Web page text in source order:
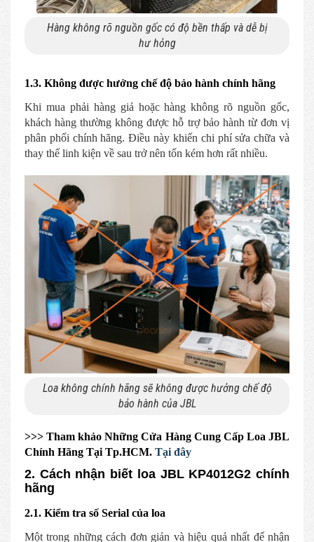
Hàng không rõ nguồn gốc có độ bền thấp và dễ bị
hư hỏng
1.3. Không được hưởng chế độ bảo hành chính hãng
Khi mua phải hàng giả hoặc hàng không rõ nguồn gốc,
khách hàng thường không được hỗ trợ bảo hành từ đơn vị
phân phối chính hãng. Điều này khiến chi phí sửa chữa và
thay thế linh kiện về sau trở nên tốn kém hơn rất nhiều.
Loa không chính hãng sẽ không được hưởng chế độ
bảo hành của JBL
>>> Tham khảo Những Cửa Hàng Cung Cấp Loa JBL
Chính Hãng Tại Tp.HCM. Tại đây
2. Cách nhận biết loa JBL KP4012G2 chính
hãng
2.1. Kiểm tra số Serial của loa
Một trong những cách đơn giản và hiệu quả nhất để nhận